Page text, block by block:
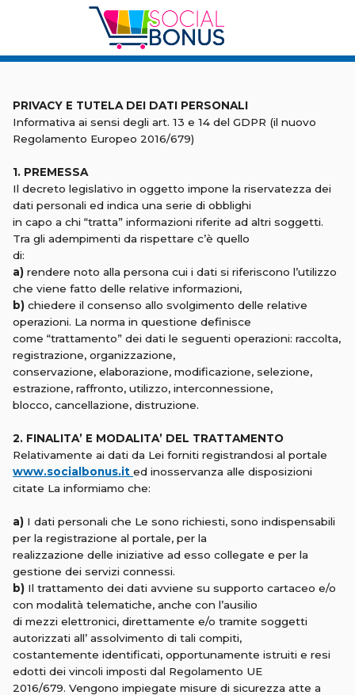
Privacy Policy
PRIVACY E TUTELA DEI DATI PERSONALI
Informativa ai sensi degli art. 13 e 14 del GDPR (il nuovo
Regolamento Europeo 2016/679)
1. PREMESSA
Il decreto legislativo in oggetto impone la riservatezza dei
dati personali ed indica una serie di obblighi
in capo a chi “tratta” informazioni riferite ad altri soggetti.
Tra gli adempimenti da rispettare c’è quello
di:
a) rendere noto alla persona cui i dati si riferiscono l’utilizzo
che viene fatto delle relative informazioni,
b) chiedere il consenso allo svolgimento delle relative
operazioni. La norma in questione definisce
come “trattamento” dei dati le seguenti operazioni: raccolta,
registrazione, organizzazione,
conservazione, elaborazione, modificazione, selezione,
estrazione, raffronto, utilizzo, interconnessione,
blocco, cancellazione, distruzione.
2. FINALITA’ E MODALITA’ DEL TRATTAMENTO
Relativamente ai dati da Lei forniti registrandosi al portale
www.socialbonus.it ed inosservanza alle disposizioni
citate La informiamo che:
a) I dati personali che Le sono richiesti, sono indispensabili
per la registrazione al portale, per la
realizzazione delle iniziative ad esso collegate e per la
gestione dei servizi connessi.
b) Il trattamento dei dati avviene su supporto cartaceo e/o
con modalità telematiche, anche con l’ausilio
di mezzi elettronici, direttamente e/o tramite soggetti
autorizzati all’ assolvimento di tali compiti,
costantemente identificati, opportunamente istruiti e resi
edotti dei vincoli imposti dal Regolamento UE
2016/679. Vengono impiegate misure di sicurezza atte a